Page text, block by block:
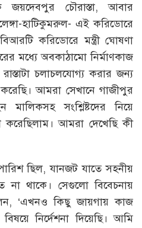
জয়দেবপুর চৌরাস্তা, আবার
হাটিকুমরুল- এই করিডোরে
করিডোরে মন্ত্রী ঘোষণা
মধ্যে অবকাঠামো নির্মাণকাজ
চলাচলযোগ্য করার জন্য
আমরা সেখানে গাজীপুর
সংশ্লিষ্টদের নিয়ে
করেছিলাম। আমরা দেখেছি কী
ছিল, যানজট যাতে সহনীয়
না থাকে। সেগুলো বিবেচনায়
‘এখনও কিছু জায়গায় কাজ
নির্দেশনা দিয়েছি। আমি